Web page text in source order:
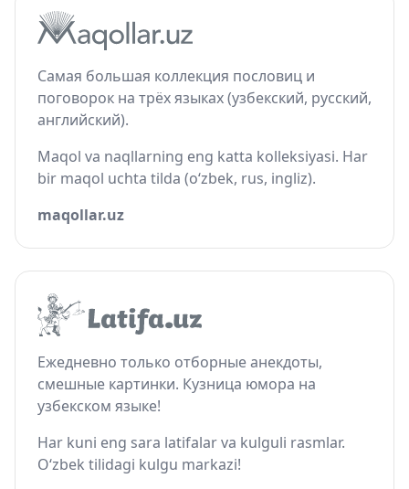
Самая большая коллекция пословиц и
поговорок на трёх языках (узбекский, русский,
английский).
Maqol va naqllarning eng katta kolleksiyasi. Har
bir maqol uchta tilda (o‘zbek, rus, ingliz).
maqollar.uz
Ежедневно только отборные анекдоты,
смешные картинки. Кузница юмора на
узбекском языке!
Har kuni eng sara latifalar va kulguli rasmlar.
O‘zbek tilidagi kulgu markazi!